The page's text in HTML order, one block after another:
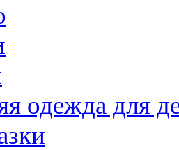
одежда для